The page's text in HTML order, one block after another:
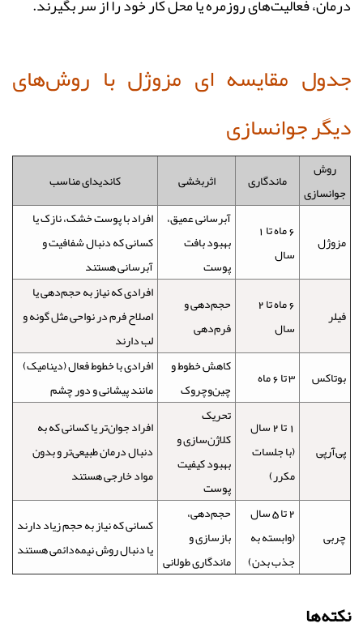
جدول مقایسه ای مزوژل با روش‌های
دیگر جوانسازی
روش
جوانسازی
ماندگاری اثربخشی کاندیدای مناسب
مزوژل
6 ماه تا 1
سال
آبرسانی عمیق،
بهبود بافت
پوست
افراد با پوست خشک، نازک یا
کسانی که دنبال شفافیت و
آبرسانی هستند
فیلر
6 ماه تا 2
سال
حجم‌دهی و
فرم‌دهی
افرادی که نیاز به حجم‌دهی یا
اصلاح فرم در نواحی مثل گونه و
لب دارند
بوتاکس
3 تا 6 ماه
کاهش خطوط و
چین‌وچروک
افرادی با خطوط فعال (دینامیک)
مانند پیشانی و دور چشم
پی‌آر‌پی
1 تا 2 سال
(با جلسات
مکرر)
تحریک
کلاژن‌سازی و
بهبود کیفیت
پوست
افراد جوان‌تر یا کسانی که به
دنبال درمان طبیعی‌تر و بدون
مواد خارجی هستند
چربی
2 تا 5 سال
(وابسته به
جذب بدن)
حجم‌دهی،
بازسازی و
ماندگاری طولانی
کسانی که نیاز به حجم زیاد دارند
یا دنبال روش نیمه‌دائمی هستند
نکته‌ها